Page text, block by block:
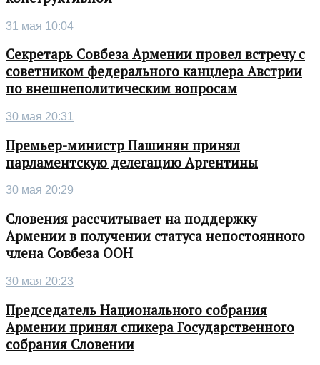
31 мая 10:04
Секретарь Совбеза Армении провел встречу с
советником федерального канцлера Австрии
по внешнеполитическим вопросам
30 мая 20:31
Премьер-министр Пашинян принял
парламентскую делегацию Аргентины
30 мая 20:29
Словения рассчитывает на поддержку
Армении в получении статуса непостоянного
члена Совбеза ООН
30 мая 20:23
Председатель Национального собрания
Армении принял спикера Государственного
собрания Словении